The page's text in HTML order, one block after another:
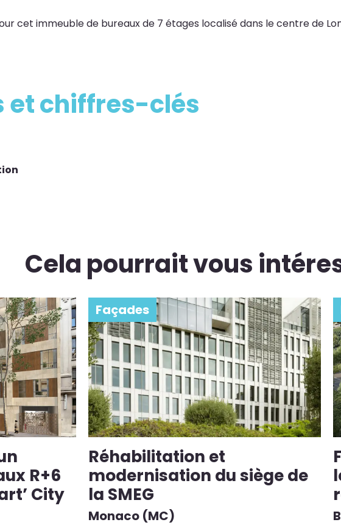
cet immeuble de bureaux de 7 étages localisé dans le centre de
et chiffres-clés
Cela pourrait vous
R+6
City
Façades
Réhabilitation et
modernisation du siège de
la SMEG
Monaco (MC)